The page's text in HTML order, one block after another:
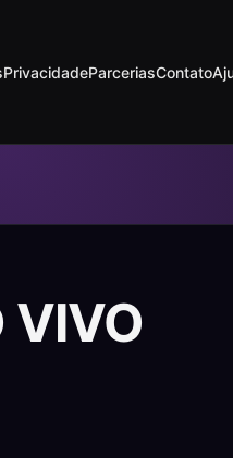
PrivacidadeParceriasContato
VIVO